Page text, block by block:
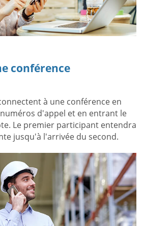
conférence
à une conférence en
d'appel et en entrant le
Le premier participant entendra
jusqu'à l'arrivée du second.